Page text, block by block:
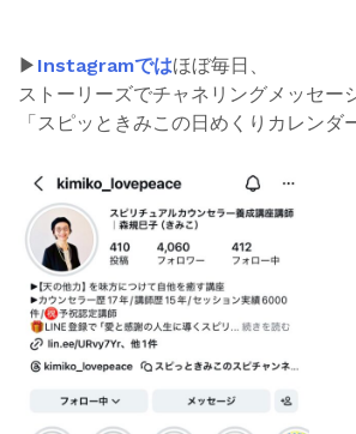
▶︎ Instagramではほぼ毎日、
ストーリーズでチャネリングメッセー
「スピッときみこの日めくりカレンダ